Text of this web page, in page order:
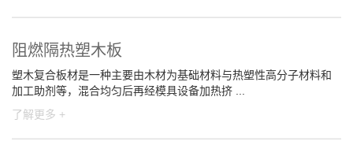
阻燃隔热塑木板
塑木复合板材是一种主要由木材为基础材料与热塑性高分子材料和
加工助剂等，混合均匀后再经模具设备加热挤 ...
了解更多 +